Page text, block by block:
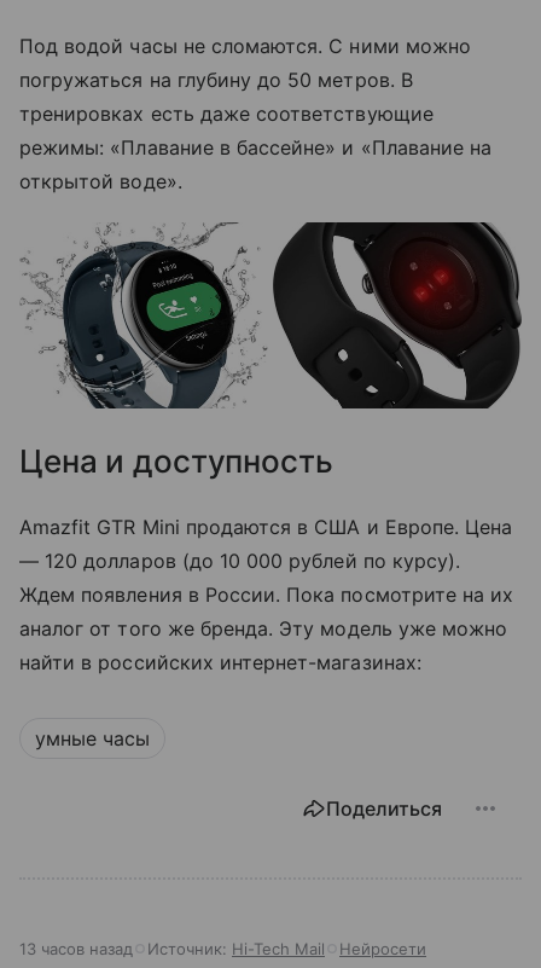
Под водой часы не сломаются. С ними можно
погружаться на глубину до 50 метров. В
тренировках есть даже соответствующие
режимы: «Плавание в бассейне» и «Плавание на
открытой воде».
Цена и доступность
Amazfit GTR Mini продаются в США и Европе. Цена
— 120 долларов (до 10 000 рублей по курсу).
Ждем появления в России. Пока посмотрите на их
аналог от того же бренда. Эту модель уже можно
найти в российских интернет-магазинах:
умные часы
Поделиться
13 часов назад Источник: Hi-Tech Mail Нейросети